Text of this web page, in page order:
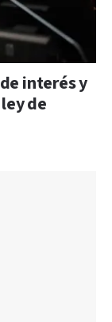
interés y
de